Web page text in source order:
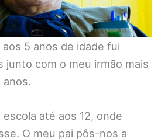
5 anos de idade fui
junto com o meu irmão mais
anos.
até aos 12, onde
O meu pai pôs-nos a